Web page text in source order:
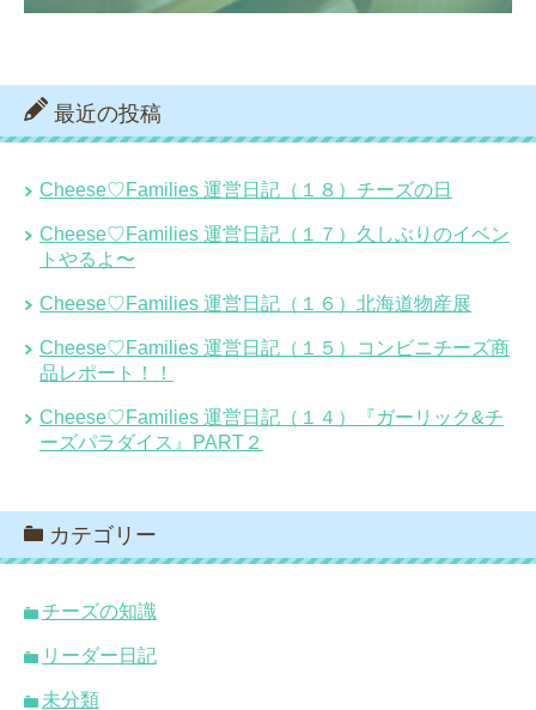
最近の投稿
Cheese♡Families 運営日記（１８）チーズの日
Cheese♡Families 運営日記（１７）久しぶりのイベン
トやるよ〜
Cheese♡Families 運営日記（１６）北海道物産展
Cheese♡Families 運営日記（１５）コンビニチーズ商
品レポート！！
Cheese♡Families 運営日記（１４）『ガーリック&チ
ーズパラダイス』PART２
カテゴリー
チーズの知識
リーダー日記
未分類